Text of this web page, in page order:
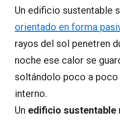
Un edificio sustentable
orientado en forma
rayos del sol penetren
noche ese calor se
soltándolo poco a poco
interno.
Un edificio sustentable